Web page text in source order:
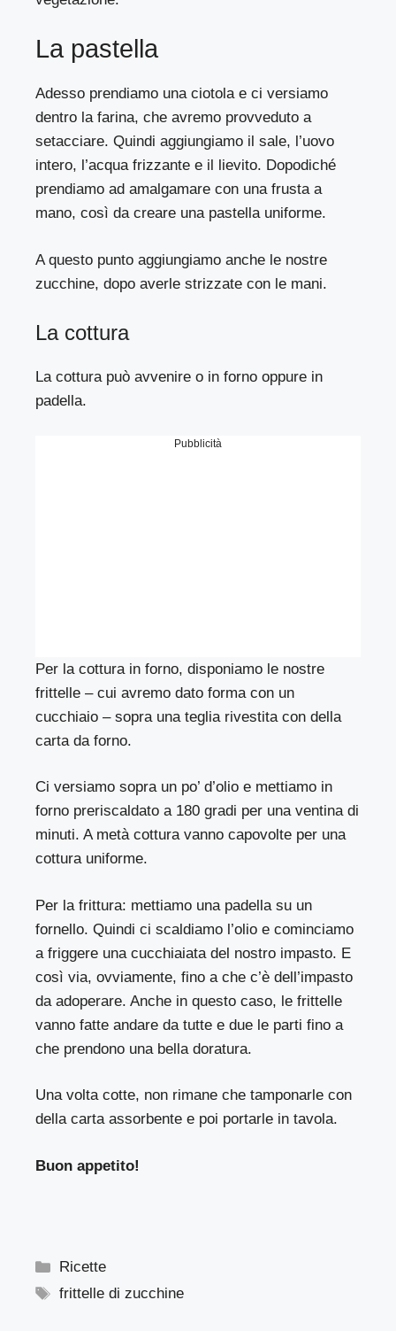
La pastella
Adesso prendiamo una ciotola e ci versiamo
dentro la farina, che avremo provveduto a
setacciare. Quindi aggiungiamo il sale, l’uovo
intero, l’acqua frizzante e il lievito. Dopodiché
prendiamo ad amalgamare con una frusta a
mano, così da creare una pastella uniforme.
A questo punto aggiungiamo anche le nostre
zucchine, dopo averle strizzate con le mani.
La cottura
La cottura può avvenire o in forno oppure in
padella.
Pubblicità
Per la cottura in forno, disponiamo le nostre
frittelle – cui avremo dato forma con un
cucchiaio – sopra una teglia rivestita con della
carta da forno.
Ci versiamo sopra un po’ d’olio e mettiamo in
forno preriscaldato a 180 gradi per una ventina di
minuti. A metà cottura vanno capovolte per una
cottura uniforme.
Per la frittura: mettiamo una padella su un
fornello. Quindi ci scaldiamo l’olio e cominciamo
a friggere una cucchiaiata del nostro impasto. E
così via, ovviamente, fino a che c’è dell’impasto
da adoperare. Anche in questo caso, le frittelle
vanno fatte andare da tutte e due le parti fino a
che prendono una bella doratura.
Una volta cotte, non rimane che tamponarle con
della carta assorbente e poi portarle in tavola.
Buon appetito!
Categorie
Ricette
Tag
frittelle di zucchine